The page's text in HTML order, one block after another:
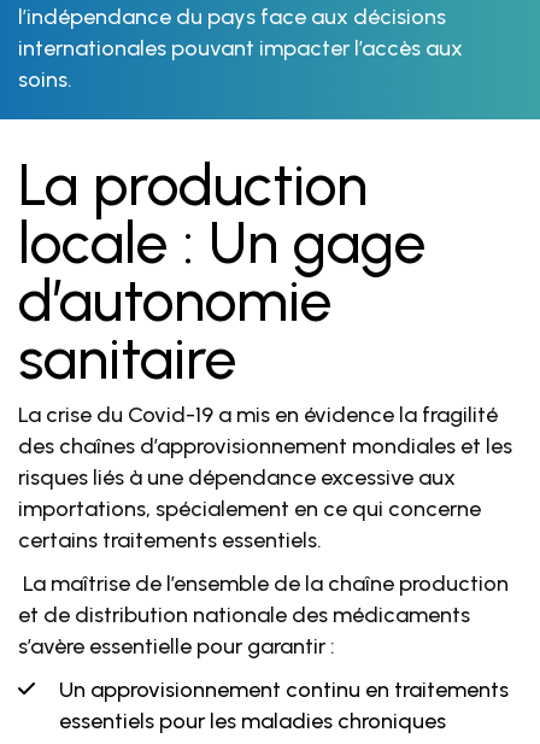
l’indépendance du pays face aux décisions
internationales pouvant impacter l’accès aux
soins.
La production
locale : Un gage
d’autonomie
sanitaire
La crise du Covid-19 a mis en évidence la fragilité
des chaînes d’approvisionnement mondiales et les
risques liés à une dépendance excessive aux
importations, spécialement en ce qui concerne
certains traitements essentiels.
La maîtrise de l’ensemble de la chaîne production
et de distribution nationale des médicaments
s’avère essentielle pour garantir :
Un approvisionnement continu en traitements
essentiels pour les maladies chroniques